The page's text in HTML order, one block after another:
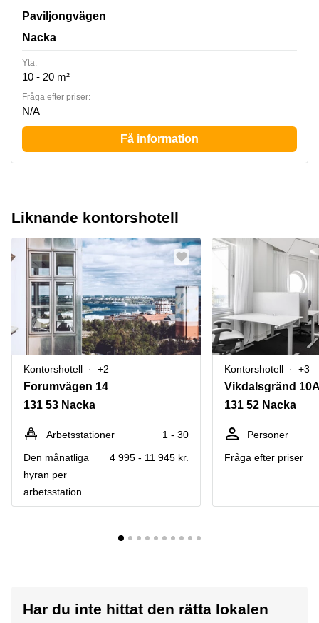
Paviljongvägen 5, Nacka
Paviljongvägen
Nacka
Yta:
10 - 20 m²
Fråga efter priser:
N/A
Få information
Liknande kontorshotell
Kontorshotell +2
Forumvägen 14
131 53 Nacka
Arbetsstationer
1 - 30
Den månatliga
hyran per
arbetsstation
4 995 - 11 945 kr.
Kontorshotell +3
Vikdalsgränd
131 52 Nacka
Personer
Fråga efter priser
Har du inte hittat den rätta lokalen